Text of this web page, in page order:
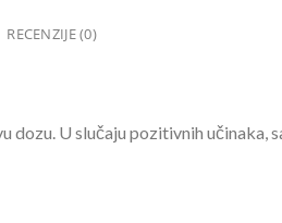
RECENZIJE (0)
dozu. U slučaju pozitivnih učinaka,